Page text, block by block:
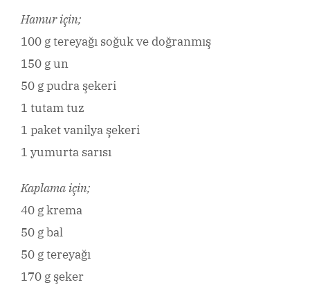
Hamur için;
100 g tereyağı soğuk ve doğranmış
150 g un
50 g pudra şekeri
1 tutam tuz
1 paket vanilya şekeri
1 yumurta sarısı
Kaplama için;
40 g krema
50 g bal
50 g tereyağı
170 g şeker